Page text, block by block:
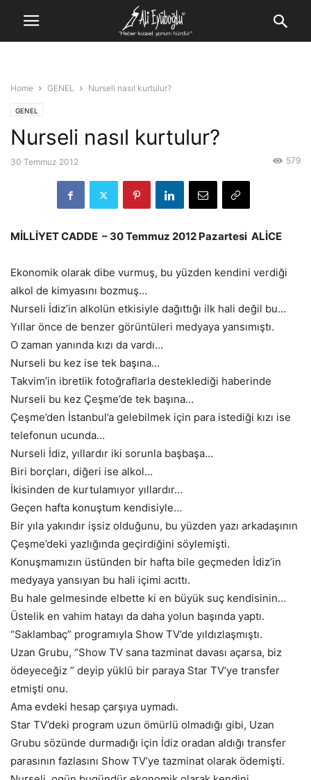
Home GENEL Nurseli nasıl kurtulur?
GENEL
Nurseli nasıl kurtulur?
30 Temmuz 2012 579
MİLLİYET CADDE – 30 Temmuz 2012 Pazartesi ALİCE
Ekonomik olarak dibe vurmuş, bu yüzden kendini verdiği
alkol de kimyasını bozmuş…
Nurseli İdiz’in alkolün etkisiyle dağıttığı ilk hali değil bu…
Yıllar önce de benzer görüntüleri medyaya yansımıştı.
O zaman yanında kızı da vardı…
Nurseli bu kez ise tek başına…
Takvim’in ibretlik fotoğraflarla desteklediği haberinde
Nurseli bu kez Çeşme’de tek başına…
Çeşme’den İstanbul’a gelebilmek için para istediği kızı ise
telefonun ucunda…
Nurseli İdiz, yıllardır iki sorunla başbaşa…
Biri borçları, diğeri ise alkol…
İkisinden de kurtulamıyor yıllardır…
Geçen hafta konuştum kendisiyle…
Bir yıla yakındır işsiz olduğunu, bu yüzden yazı arkadaşının
Çeşme’deki yazlığında geçirdiğini söylemişti.
Konuşmamızın üstünden bir hafta bile geçmeden İdiz’in
medyaya yansıyan bu hali içimi acıttı.
Bu hale gelmesinde elbette ki en büyük suç kendisinin…
Üstelik en vahim hatayı da daha yolun başında yaptı.
“Saklambaç” programıyla Show TV’de yıldızlaşmıştı.
Uzan Grubu, “Show TV sana tazminat davası açarsa, biz
ödeyeceğiz ” deyip yüklü bir paraya Star TV’ye transfer
etmişti onu.
Ama evdeki hesap çarşıya uymadı.
Star TV’deki program uzun ömürlü olmadığı gibi, Uzan
Grubu sözünde durmadığı için İdiz oradan aldığı transfer
parasının fazlasını Show TV’ye tazminat olarak ödemişti.